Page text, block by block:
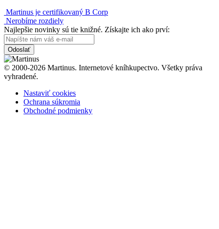
Martinus je certifikovaný B Corp
Nerobíme rozdiely
Najlepšie novinky sú tie knižné. Získajte ich ako prví:
Odoslať
© 2000-2026 Martinus. Internetové kníhkupectvo. Všetky práva
vyhradené.
Nastaviť cookies
Ochrana súkromia
Obchodné podmienky